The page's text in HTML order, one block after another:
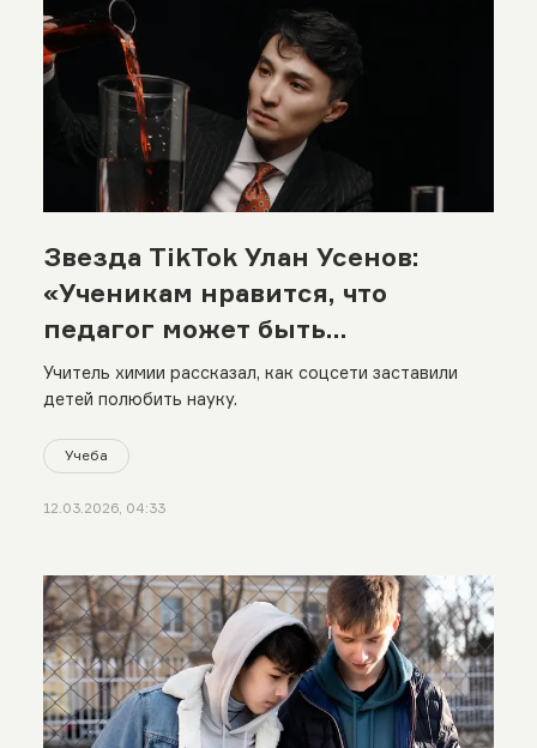
Звезда TikTok Улан Усенов:
«Ученикам нравится, что
педагог может быть
современным»
Учитель химии рассказал, как соцсети заставили
детей полюбить науку.
Учеба
12.03.2026, 04:33